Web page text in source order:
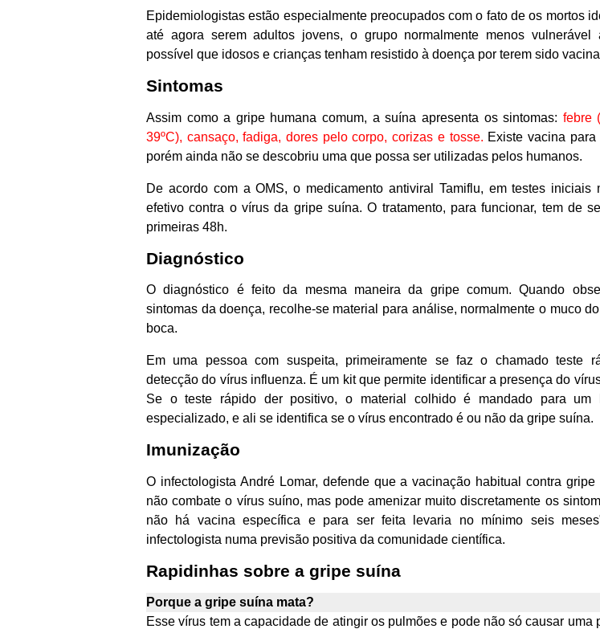
Epidemiologistas estão especialmente preocupados com o fato de os mortos
até agora serem adultos jovens, o grupo normalmente menos vulnerável
possível que idosos e crianças tenham resistido à doença por terem sido
Sintomas
Assim como a gripe humana comum, a suína apresenta os sintomas: febre
39ºC), cansaço, fadiga, dores pelo corpo, corizas e tosse. Existe vacina para
porém ainda não se descobriu uma que possa ser utilizadas pelos humanos.
De acordo com a OMS, o medicamento antiviral Tamiflu, em testes iniciais
efetivo contra o vírus da gripe suína. O tratamento, para funcionar, tem de
primeiras 48h.
Diagnóstico
O diagnóstico é feito da mesma maneira da gripe comum. Quando
sintomas da doença, recolhe-se material para análise, normalmente o muco
boca.
Em uma pessoa com suspeita, primeiramente se faz o chamado teste
detecção do vírus influenza. É um kit que permite identificar a presença do
Se o teste rápido der positivo, o material colhido é mandado para um
especializado, e ali se identifica se o vírus encontrado é ou não da gripe suína.
Imunização
O infectologista André Lomar, defende que a vacinação habitual contra gripe
não combate o vírus suíno, mas pode amenizar muito discretamente os
não há vacina específica e para ser feita levaria no mínimo seis
infectologista numa previsão positiva da comunidade científica.
Rapidinhas sobre a gripe suína
Porque a gripe suína mata?
Esse vírus tem a capacidade de atingir os pulmões e pode não só causar uma